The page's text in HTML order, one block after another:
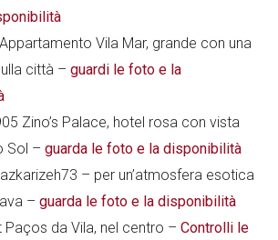
Appartamento Vila Mar, grande con una
città –guardi le foto e la
Zino’s Palace, hotel rosa con vista
Sol –guarda le foto e la disponibilità
– per un’atmosfera esotica
–guarda le foto e la disponibilità
Paços da Vila, nel centro –Controlli le